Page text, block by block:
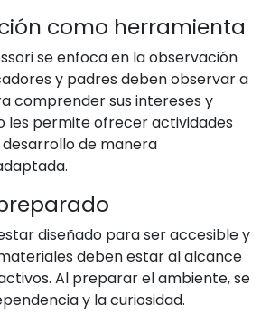
como herramienta
se enfoca en la observación
y padres deben observar a
comprender sus intereses y
les permite ofrecer actividades
de manera
diseñado para ser accesible y
deben estar al alcance
Al preparar el ambiente, se
y la curiosidad.